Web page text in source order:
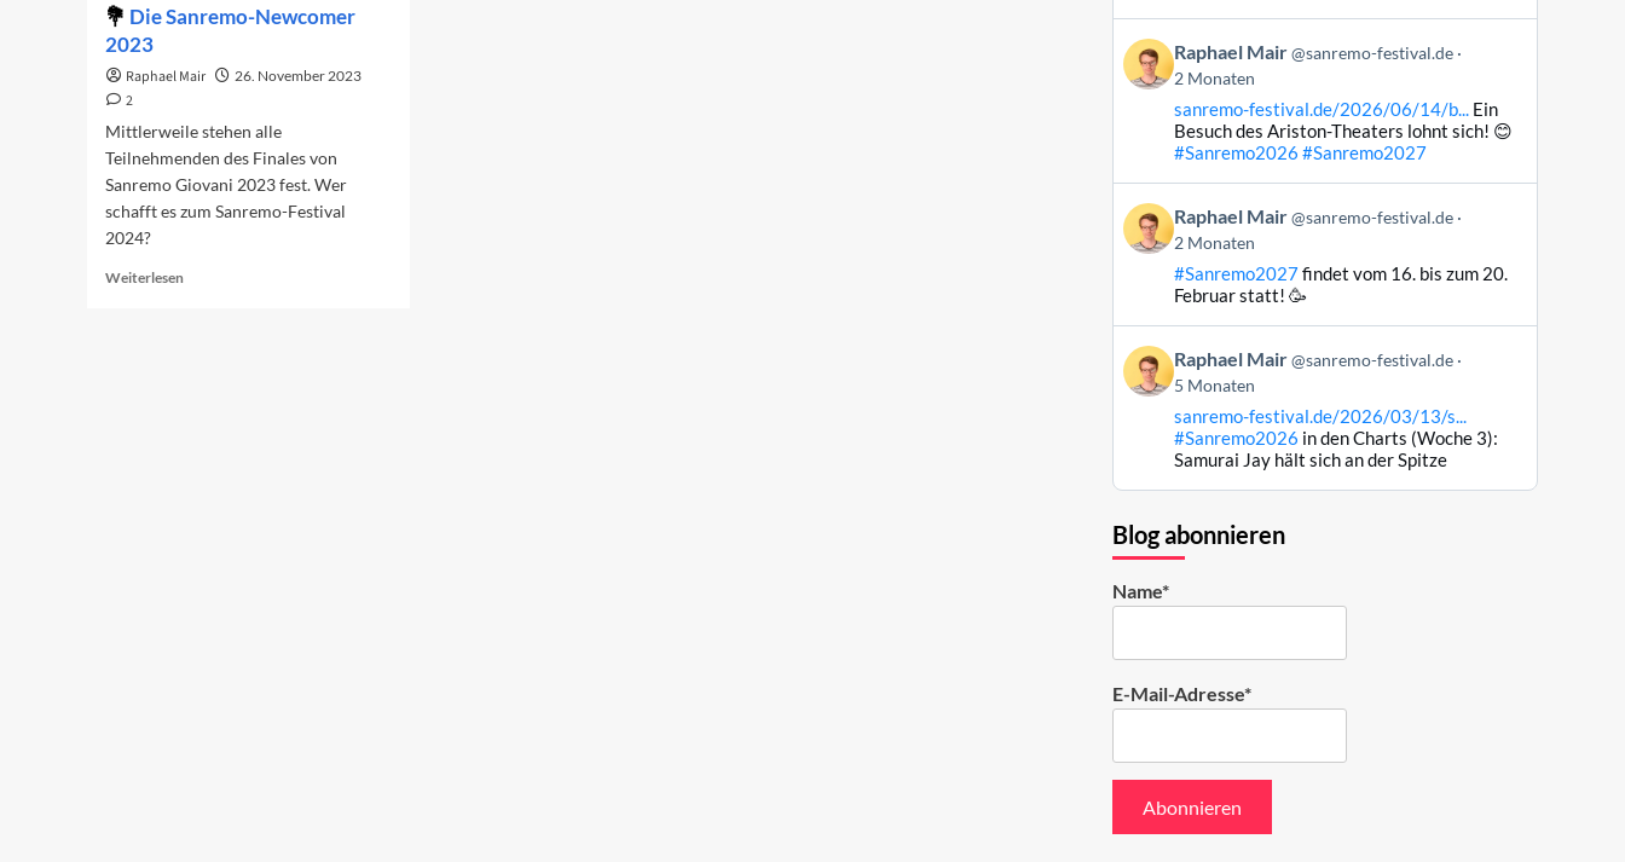
Die Sanremo-Newcomer
2023
Raphael Mair 26. November 2023
2
Mittlerweile stehen alle
Teilnehmenden des Finales von
Sanremo Giovani 2023 fest. Wer
schafft es zum Sanremo-Festival
2024?
Weiterlesen
ansehen
Beitrag
von
Raphael
Raphael Mair @sanremo-festival.de
2 Monaten
sanremo-festival.de/2026/06/14/b...Ein
Besuch des Ariston-Theaters lohnt sich! 😊
#Sanremo2026 #Sanremo2027
Beitrag
von
Raphael
Bluesky
ansehen
Raphael Mair @sanremo-festival.de
2 Monaten
#Sanremo2027findet vom 16. bis zum 20.
Februar statt! 🥳
Beitrag
von
Raphael
Raphael Mair @sanremo-festival.de
5 Monaten
sanremo-festival.de/2026/03/13/s...
#Sanremo2026 in den Charts (Woche 3):
Samurai Jay hält sich an der Spitze
Blog abonnieren
Name*
E-Mail-Adresse*